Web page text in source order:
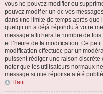
vous ne pouvez modifier ou
pouvez modifier un de vos
dans une limite de temps après que
quelqu’un a déjà répondu à votre
message affichera le nombre de
et l’heure de la modification. Ce petit
modification effectuée par un
puissent rédiger une raison
noter que les utilisateurs normaux
message si une réponse a été
Haut